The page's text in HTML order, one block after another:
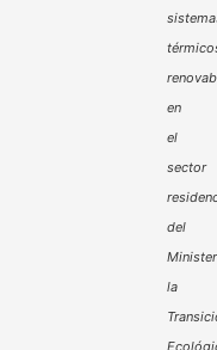
en
el
sector
del
la